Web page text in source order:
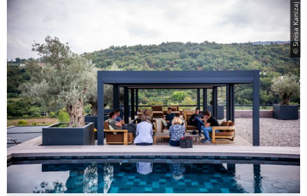
© Sinisa Kanizaj